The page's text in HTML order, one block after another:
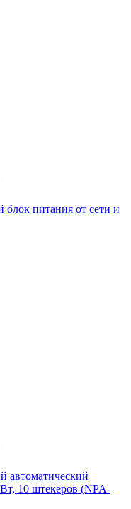
питания от сети и
автоматический
10 штекеров (NPA-